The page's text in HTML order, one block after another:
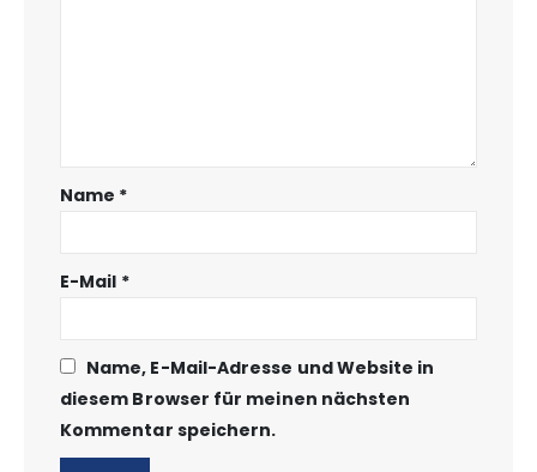
Name *
E-Mail *
Name, E-Mail-Adresse und Website in
diesem Browser für meinen nächsten
Kommentar speichern.